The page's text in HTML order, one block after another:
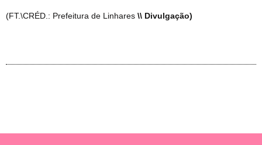
(FT.\CRÉD.: Prefeitura de Linhares \\ Divulgação)